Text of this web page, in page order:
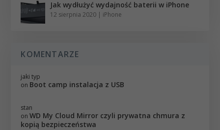
Jak wydłużyć wydajność baterii w iPhone
12 sierpnia 2020 | iPhone
KOMENTARZE
jaki typ
on Boot camp instalacja z USB
stan
onWD My Cloud Mirror czyli prywatna chmura z
kopią bezpieczeństwa